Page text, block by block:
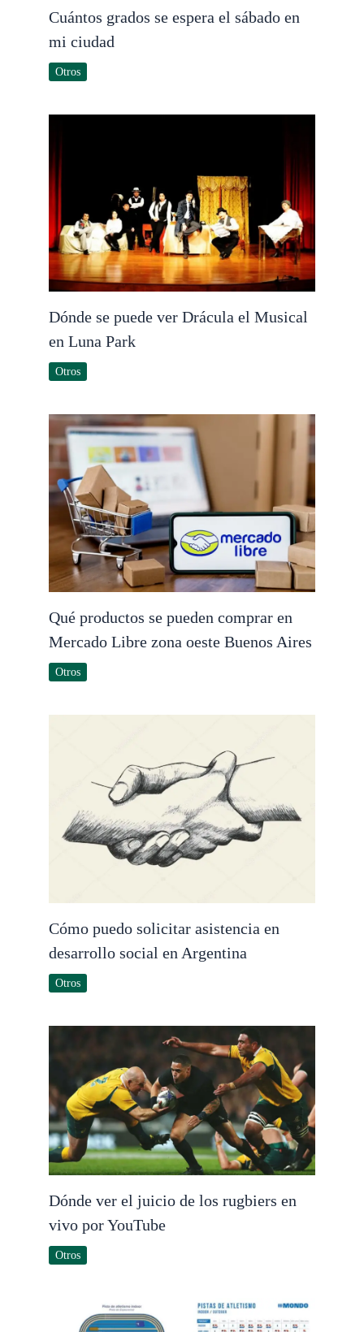
Cuántos grados se espera el sábado en
mi ciudad
Otros
Dónde se puede ver Drácula el Musical
en Luna Park
Otros
Qué productos se pueden comprar en
Mercado Libre zona oeste Buenos Aires
Otros
Cómo puedo solicitar asistencia en
desarrollo social en Argentina
Otros
Dónde ver el juicio de los rugbiers en
vivo por YouTube
Otros